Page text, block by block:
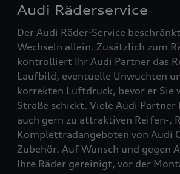
Audi Räderservice
Der Audi Räder-Service
Wechseln allein. Zusätzlich zum
kontrolliert Ihr Audi Partner das
Laufbild, eventuelle Unwuchten
korrekten Luftdruck, bevor er Sie
Straße schickt. Viele Audi Partner
auch gern zu attraktiven Reifen-,
Komplettradangeboten von Audi
Zubehör. Auf Wunsch und gegen
Ihre Räder gereinigt, vor der